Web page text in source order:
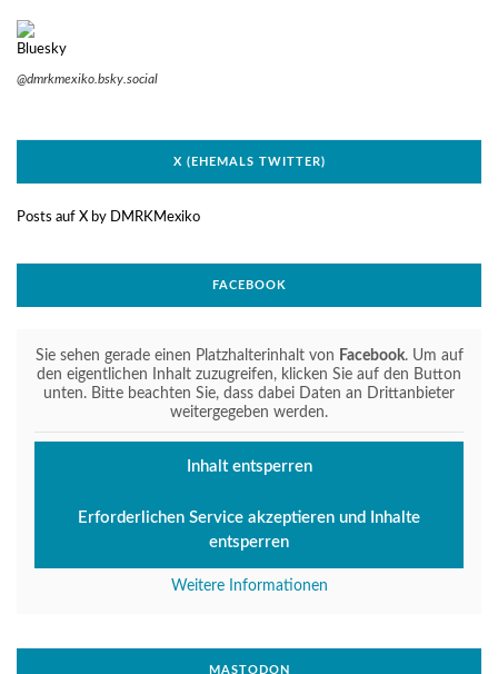
@dmrkmexiko.bsky.social
X (EHEMALS TWITTER)
Posts auf X by DMRKMexiko
FACEBOOK
Sie sehen gerade einen Platzhalterinhalt von Facebook. Um auf
den eigentlichen Inhalt zuzugreifen, klicken Sie auf den Button
unten. Bitte beachten Sie, dass dabei Daten an Drittanbieter
weitergegeben werden.
Inhalt entsperren
Erforderlichen Service akzeptieren und Inhalte
entsperren
Weitere Informationen
MASTODON